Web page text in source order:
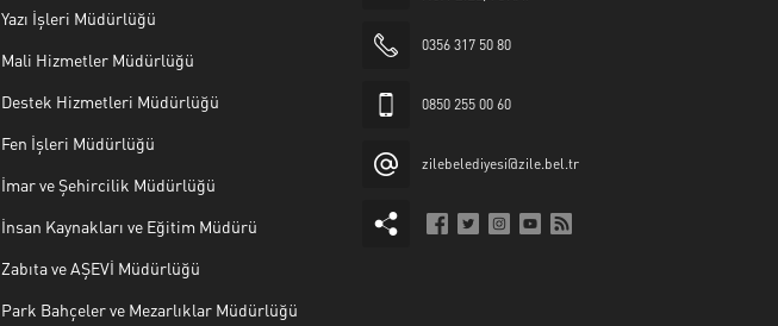
Yazı İşleri Müdürlüğü
Mali Hizmetler Müdürlüğü
Destek Hizmetleri Müdürlüğü
Fen İşleri Müdürlüğü
İmar ve Şehircilik Müdürlüğü
İnsan Kaynakları ve Eğitim Müdürü
Zabıta ve AŞEVİ Müdürlüğü
Park Bahçeler ve Mezarlıklar Müdürlüğü
0356 317 50 80
0850 255 00 60
zilebelediyesi@zile.bel.tr